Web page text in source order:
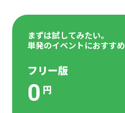
まずは試してみたい。
単発のイベントにおすすめ
フリー版
0 円